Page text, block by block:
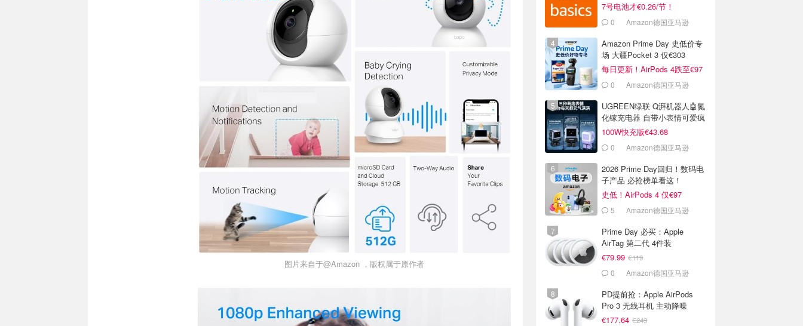
图片来自于@Amazon ，版权属于原作者
7号电池才€0.26/节！
0 Amazon德国亚马逊
Amazon Prime Day 史低价专
场 大疆Pocket 3 仅€303
每日更新！AirPods 4跌至€97
0 Amazon德国亚马逊
UGREEN绿联 Q湃机器人🤖氮
化镓充电器 自带小表情可爱疯
100W快充版€43.68
0 Amazon德国亚马逊
2026 Prime Day回归！数码电
子产品 必抢榜单看这！
史低！AirPods 4 仅€97
5 Amazon德国亚马逊
Prime Day 必买：Apple
AirTag 第二代 4件装
€79.99 €119
0 Amazon德国亚马逊
PD提前抢：Apple AirPods
Pro 3 无线耳机 主动降噪
€177.64 €249